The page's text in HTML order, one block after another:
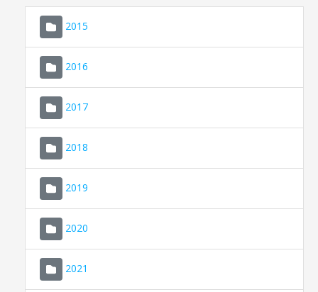
2015
2016
2017
2018
2019
2020
2021